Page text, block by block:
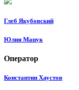
Глеб Якубовский
Юлия Мацук
Оператор
Константин Хаустов